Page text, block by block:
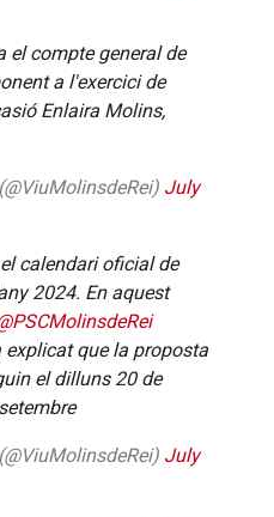
el compte general de
a l'exercici de
Enlaira Molins,
July
calendari oficial de
2024. En aquest
que la proposta
el dilluns 20 de
July